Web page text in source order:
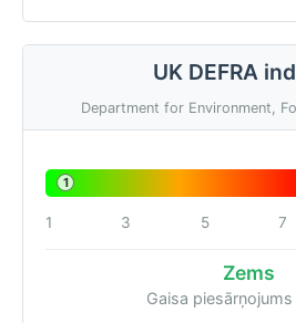
UK DEFRA
Department for Environment,
1
1 3 5 7
Zems
Gaisa